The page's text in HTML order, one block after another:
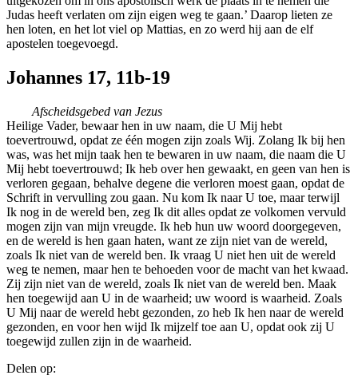
Judas heeft verlaten om zijn eigen weg te gaan.’ Daarop lieten ze
hen loten, en het lot viel op Mattias, en zo werd hij aan de elf
apostelen toegevoegd.
Johannes 17, 11b-19
Afscheidsgebed van Jezus
Heilige Vader, bewaar hen in uw naam, die U Mij hebt
toevertrouwd, opdat ze één mogen zijn zoals Wij. Zolang Ik bij hen
was, was het mijn taak hen te bewaren in uw naam, die naam die U
Mij hebt toevertrouwd; Ik heb over hen gewaakt, en geen van hen is
verloren gegaan, behalve degene die verloren moest gaan, opdat de
Schrift in vervulling zou gaan. Nu kom Ik naar U toe, maar terwijl
Ik nog in de wereld ben, zeg Ik dit alles opdat ze volkomen vervuld
mogen zijn van mijn vreugde. Ik heb hun uw woord doorgegeven,
en de wereld is hen gaan haten, want ze zijn niet van de wereld,
zoals Ik niet van de wereld ben. Ik vraag U niet hen uit de wereld
weg te nemen, maar hen te behoeden voor de macht van het kwaad.
Zij zijn niet van de wereld, zoals Ik niet van de wereld ben. Maak
hen toegewijd aan U in de waarheid; uw woord is waarheid. Zoals
U Mij naar de wereld hebt gezonden, zo heb Ik hen naar de wereld
gezonden, en voor hen wijd Ik mijzelf toe aan U, opdat ook zij U
toegewijd zullen zijn in de waarheid.
Delen op: